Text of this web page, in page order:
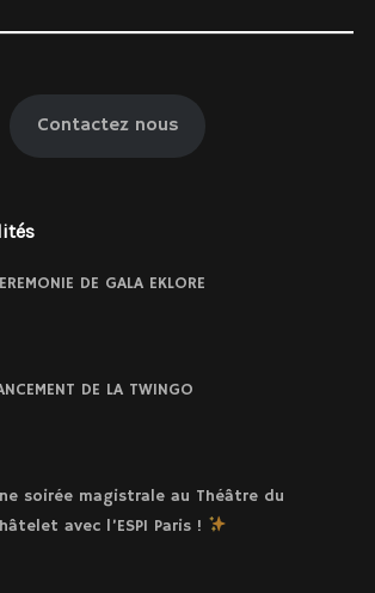
Contactez nous
DE GALA EKLORE
DE LA TWINGO
soirée magistrale au Théâtre du
avec l’ESPI Paris !